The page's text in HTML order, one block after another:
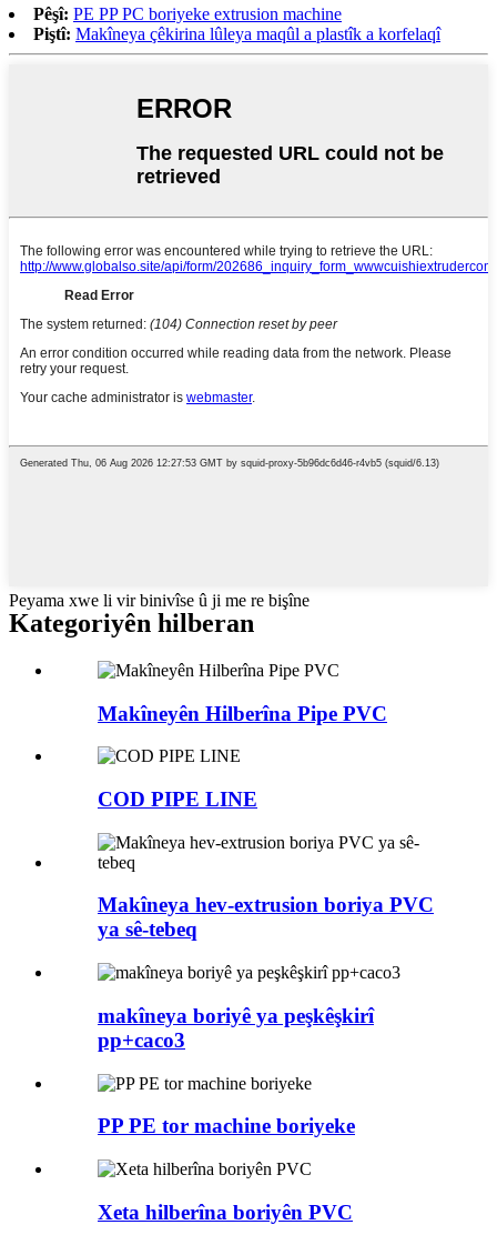
Pêşî: PE PP PC boriyeke extrusion machine
Piştî: Makîneya çêkirina lûleya maqûl a plastîk a korfelaqî
Peyama xwe li vir binivîse û ji me re bişîne
Kategoriyên hilberan
Makîneyên Hilberîna Pipe PVC
COD PIPE LINE
Makîneya hev-extrusion boriya PVC
ya sê-tebeq
makîneya boriyê ya peşkêşkirî
pp+caco3
PP PE tor machine boriyeke
Xeta hilberîna boriyên PVC